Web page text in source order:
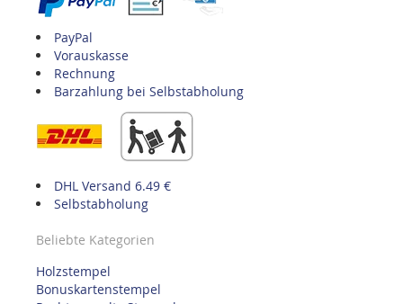
PayPal
Vorauskasse
Rechnung
Barzahlung bei Selbstabholung
DHL Versand 6.49 €
Selbstabholung
Beliebte Kategorien
Holzstempel
Bonuskartenstempel